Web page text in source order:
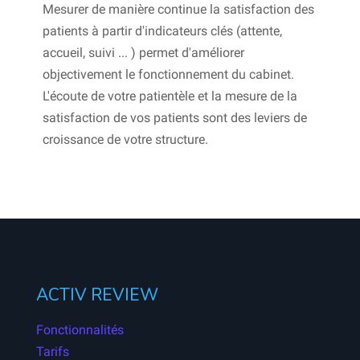
Mesurer de manière continue la satisfaction des
patients à partir d'indicateurs clés (attente,
accueil, suivi ... ) permet d'améliorer
objectivement le fonctionnement du cabinet.
L'écoute de votre patientèle et la mesure de la
satisfaction de vos patients sont des leviers de
croissance de votre structure.
ACTIV REVIEW
Fonctionnalités
Tarifs